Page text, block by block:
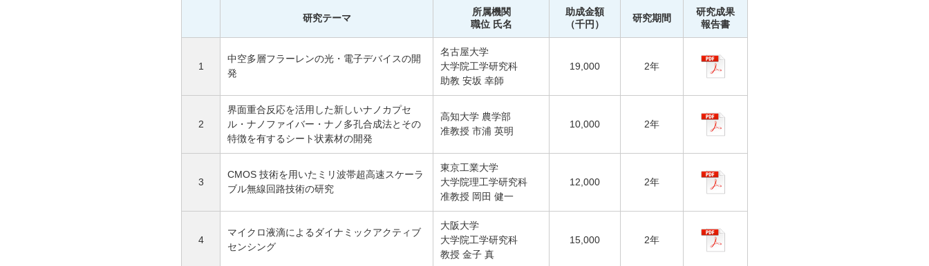
研究テーマ
所属機関
職位 氏名
助成金額
（千円）
研究期間
研究成果
報告書
1
中空多層フラーレンの光・電子デバイスの開
発
名古屋大学
大学院工学研究科
助教 安坂 幸師
19,000 2年
2
界面重合反応を活用した新しいナノカプセ
ル・ナノファイバー・ナノ多孔合成法とその
特徴を有するシート状素材の開発
高知大学 農学部
准教授 市浦 英明
10,000 2年
3
CMOS 技術を用いたミリ波帯超高速スケーラ
ブル無線回路技術の研究
東京工業大学
大学院理工学研究科
准教授 岡田 健一
12,000 2年
4
マイクロ液滴によるダイナミックアクティブ
センシング
大阪大学
大学院工学研究科
教授 金子 真
15,000 2年